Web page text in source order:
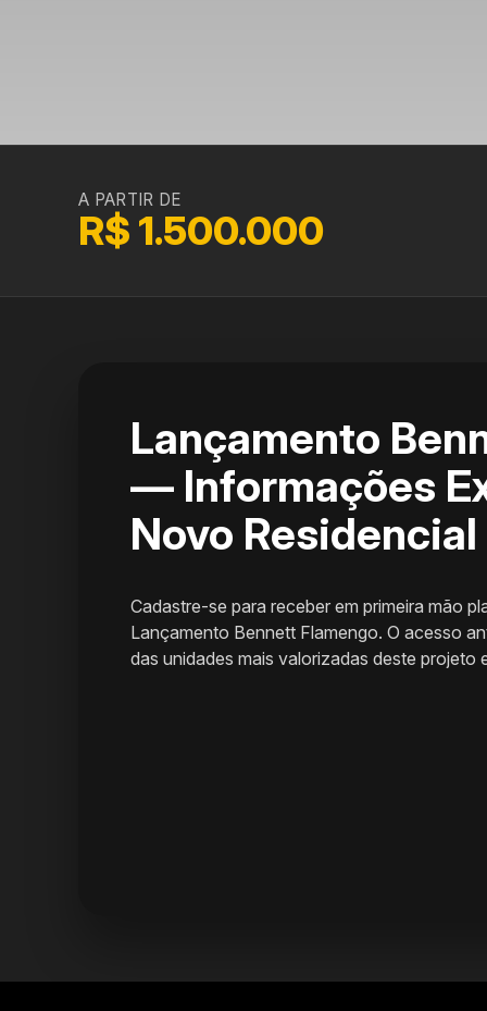
A PARTIR DE
R$ 1.500.000
Lançamento
— Informações
Novo
Cadastre-se para receber em primeira mão
Lançamento Bennett Flamengo. O acesso
das unidades mais valorizadas deste projeto